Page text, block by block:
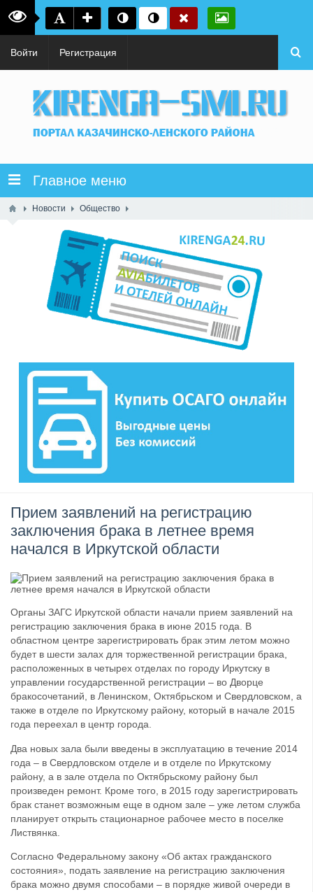
Войти Регистрация
Главное меню
Новости Общество
Прием заявлений на регистрацию
заключения брака в летнее время
начался в Иркутской области
Органы ЗАГС Иркутской области начали прием заявлений на
регистрацию заключения брака в июне 2015 года. В
областном центре зарегистрировать брак этим летом можно
будет в шести залах для торжественной регистрации брака,
расположенных в четырех отделах по городу Иркутску в
управлении государственной регистрации – во Дворце
бракосочетаний, в Ленинском, Октябрьском и Свердловском, а
также в отделе по Иркутскому району, который в начале 2015
года переехал в центр города.
Два новых зала были введены в эксплуатацию в течение 2014
года – в Свердловском отделе и в отделе по Иркутскому
району, а в зале отдела по Октябрьскому району был
произведен ремонт. Кроме того, в 2015 году зарегистрировать
брак станет возможным еще в одном зале – уже летом служба
планирует открыть стационарное рабочее место в поселке
Листвянка.
Согласно Федеральному закону «Об актах гражданского
состояния», подать заявление на регистрацию заключения
брака можно двумя способами – в порядке живой очереди в